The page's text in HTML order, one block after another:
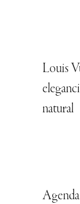
Louis
natural